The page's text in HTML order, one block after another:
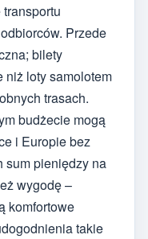
Przede
bilety
niż loty samolotem
trasach.
budżecie mogą
i Europie bez
sum pieniędzy na
wygodę –
komfortowe
takie